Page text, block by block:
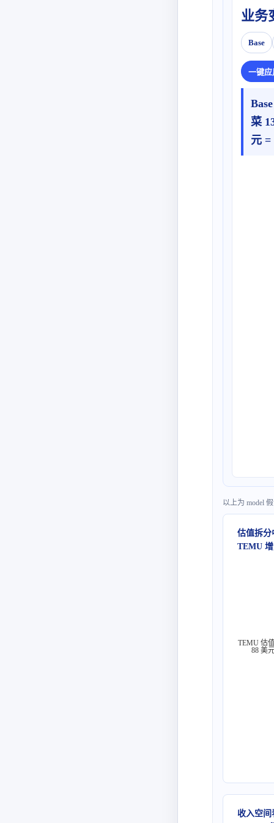
业务
Base
一键应
菜
元 =
以上为 model
TEMU 估
88 美
估值拆分
TEMU
收入空